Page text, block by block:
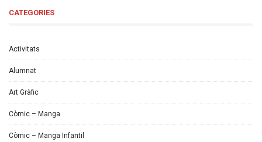
CATEGORIES
Activitats
Alumnat
Art Gràfic
Còmic – Manga
Còmic – Manga Infantil